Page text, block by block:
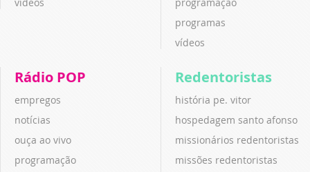
programas
vídeos
Rádio POP
empregos
notícias
ouça ao vivo
programação
Redentoristas
história pe. vitor
hospedagem santo afonso
missionários redentoristas
missões redentoristas